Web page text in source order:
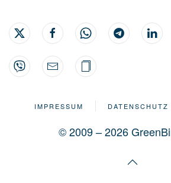
IMPRESSUM DATENSCHUTZ
© 2009 – 2026